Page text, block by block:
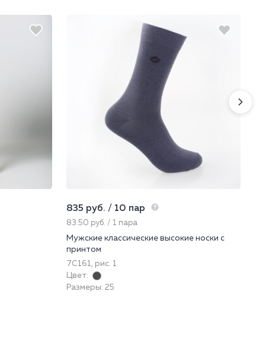
835 руб. / 10 пар
83.50 руб. / 1 пара
Мужские классические высокие носки с
принтом
7С161, рис. 1
Цвет:
Размеры: 25